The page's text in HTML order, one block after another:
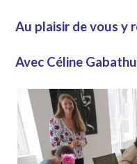
Au plaisir de vous y
Avec Céline